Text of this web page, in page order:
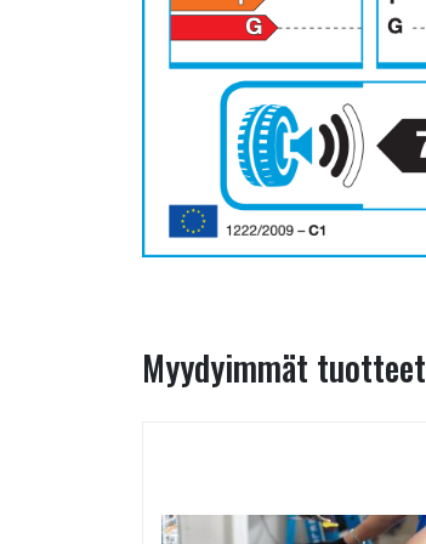
Myydyimmät tuotteet